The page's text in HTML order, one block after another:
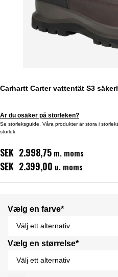
Carhartt Carter vattentät S3
Är du osäker på storleken?
Se storleksguide. Våra produkter är stora i
storlek.
SEK 2.998,75 m. moms
SEK 2.399,00 u. moms
Vælg en farve*
Vælg en størrelse*